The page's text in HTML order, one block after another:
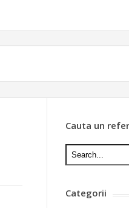
Cauta un
Categorii